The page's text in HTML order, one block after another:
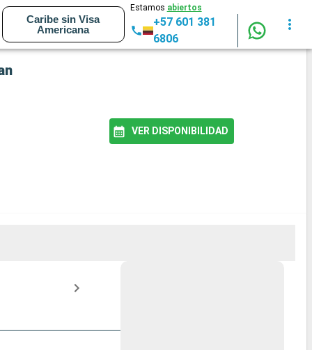
Caribe sin Visa
Americana
Estamos abiertos
+57 601 381
6806
VER DISPONIBILIDAD